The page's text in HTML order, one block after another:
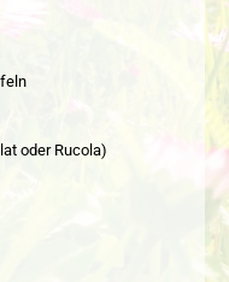
oder Rucola)